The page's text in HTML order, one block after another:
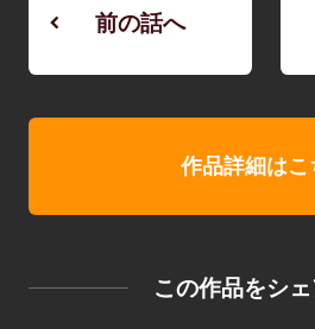
前の話へ
作品詳細はこ
この作品をシ